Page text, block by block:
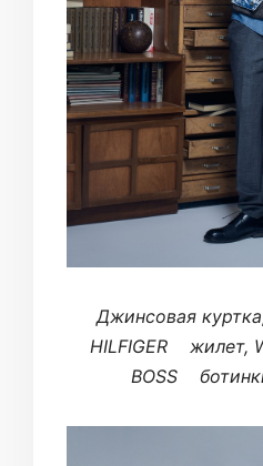
Джинсовая
HILFIGER жилет,
BOSS